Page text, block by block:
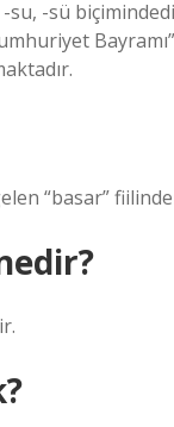
-sü
“basar”